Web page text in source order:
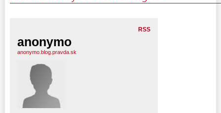
RSS
anonymo
anonymo.blog.pravda.sk